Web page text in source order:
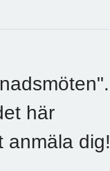
här
anmäla dig!